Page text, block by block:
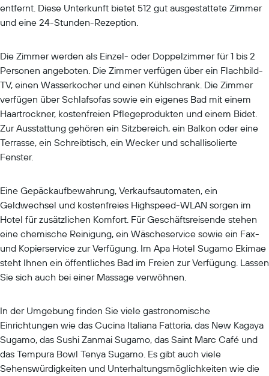
entfernt. Diese Unterkunft bietet 512 gut ausgestattete Zimmer
und eine 24-Stunden-Rezeption.
Die Zimmer werden als Einzel- oder Doppelzimmer für 1 bis 2
Personen angeboten. Die Zimmer verfügen über ein Flachbild-
TV, einen Wasserkocher und einen Kühlschrank. Die Zimmer
verfügen über Schlafsofas sowie ein eigenes Bad mit einem
Haartrockner, kostenfreien Pflegeprodukten und einem Bidet.
Zur Ausstattung gehören ein Sitzbereich, ein Balkon oder eine
Terrasse, ein Schreibtisch, ein Wecker und schallisolierte
Fenster.
Eine Gepäckaufbewahrung, Verkaufsautomaten, ein
Geldwechsel und kostenfreies Highspeed-WLAN sorgen im
Hotel für zusätzlichen Komfort. Für Geschäftsreisende stehen
eine chemische Reinigung, ein Wäscheservice sowie ein Fax-
und Kopierservice zur Verfügung. Im Apa Hotel Sugamo Ekimae
steht Ihnen ein öffentliches Bad im Freien zur Verfügung. Lassen
Sie sich auch bei einer Massage verwöhnen.
In der Umgebung finden Sie viele gastronomische
Einrichtungen wie das Cucina Italiana Fattoria, das New Kagaya
Sugamo, das Sushi Zanmai Sugamo, das Saint Marc Café und
das Tempura Bowl Tenya Sugamo. Es gibt auch viele
Sehenswürdigkeiten und Unterhaltungsmöglichkeiten wie die